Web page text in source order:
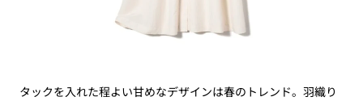
タックを入れた程よい甘めなデザインは春のトレンド。羽織り